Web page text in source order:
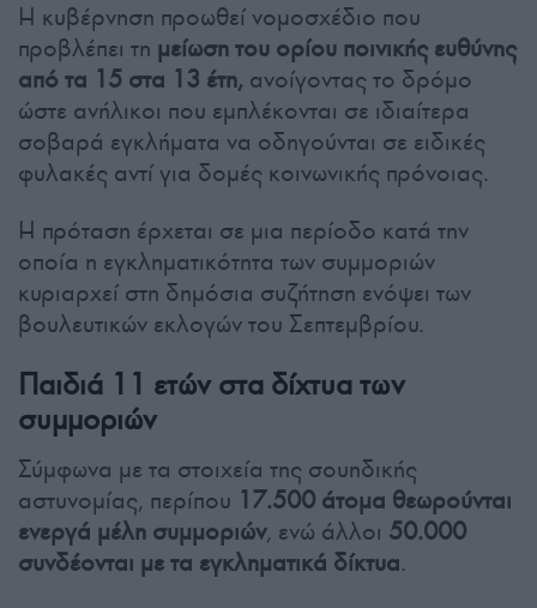
Η κυβέρνηση προωθεί νομοσχέδιο που
προβλέπει τη μείωση του ορίου ποινικής ευθύνης
από τα 15 στα 13 έτη, ανοίγοντας το δρόμο
ώστε ανήλικοι που εμπλέκονται σε ιδιαίτερα
σοβαρά εγκλήματα να οδηγούνται σε ειδικές
φυλακές αντί για δομές κοινωνικής πρόνοιας.
Η πρόταση έρχεται σε μια περίοδο κατά την
οποία η εγκληματικότητα των συμμοριών
κυριαρχεί στη δημόσια συζήτηση ενόψει των
βουλευτικών εκλογών του Σεπτεμβρίου.
Παιδιά 11 ετών στα δίχτυα των
συμμοριών
Σύμφωνα με τα στοιχεία της σουηδικής
αστυνομίας, περίπου 17.500 άτομα θεωρούνται
ενεργά μέλη συμμοριών, ενώ άλλοι 50.000
συνδέονται με τα εγκληματικά δίκτυα.